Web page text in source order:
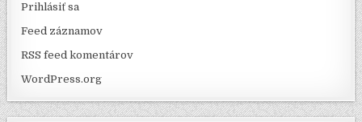
Prihlásiť sa
Feed záznamov
RSS feed komentárov
WordPress.org